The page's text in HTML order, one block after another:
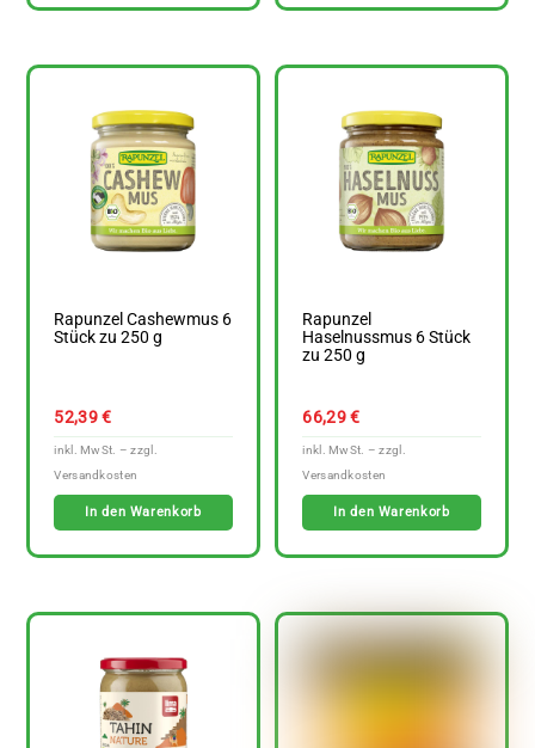
Rapunzel Cashewmus 6
Stück zu 250 g
52,39€
In den Warenkorb
Rapunzel
Haselnussmus 6 Stück
zu 250 g
66,29€
In den Warenkorb